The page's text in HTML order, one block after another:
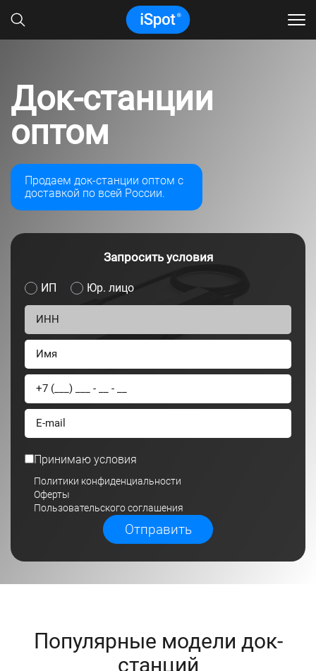
Док-станции
оптом
Продаем док-станции оптом с
доставкой по всей России.
Запросить условия
ИП Юр. лицо
Принимаю условия
Политики конфиденциальности
Оферты
Пользовательского соглашения
Отправить
Популярные модели док-
станций